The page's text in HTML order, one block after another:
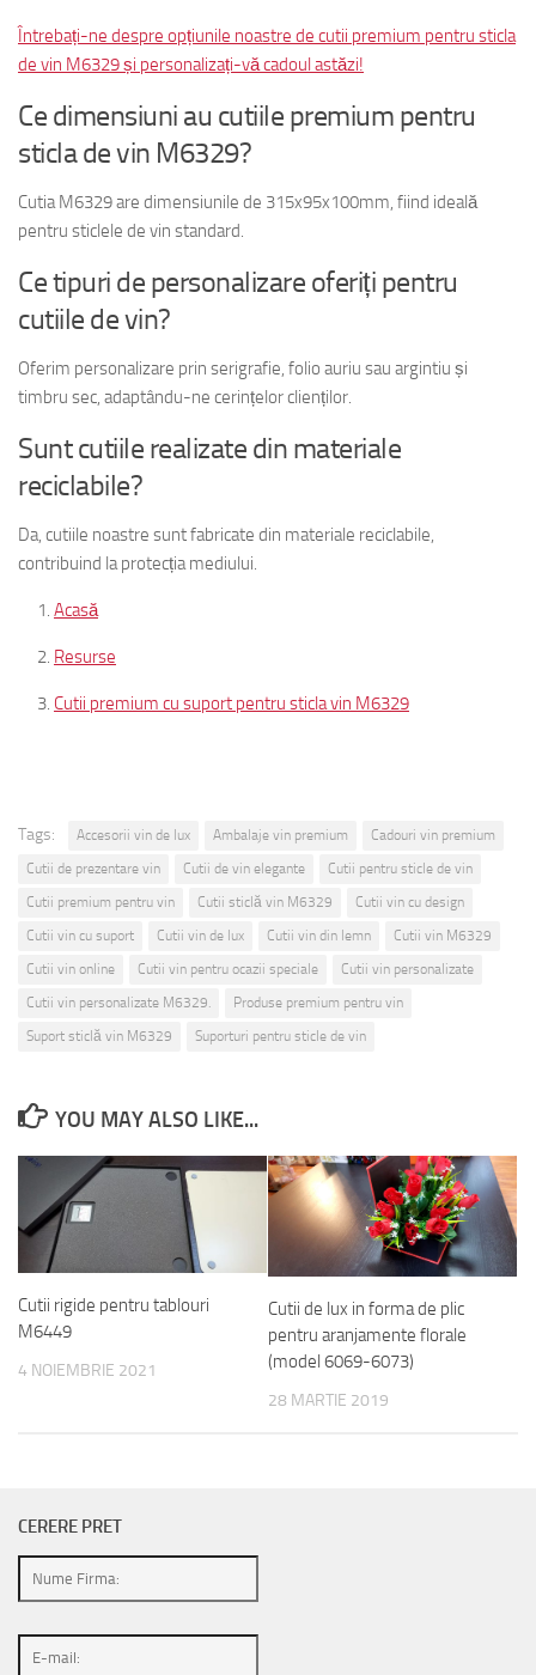
Întrebați-ne despre opțiunile noastre de cutii premium pentru sticla
de vin M6329 și personalizați-vă cadoul astăzi!
Ce dimensiuni au cutiile premium pentru
sticla de vin M6329?
Cutia M6329 are dimensiunile de 315x95x100mm, fiind ideală
pentru sticlele de vin standard.
Ce tipuri de personalizare oferiți pentru
cutiile de vin?
Oferim personalizare prin serigrafie, folio auriu sau argintiu și
timbru sec, adaptându-ne cerințelor clienților.
Sunt cutiile realizate din materiale
reciclabile?
Da, cutiile noastre sunt fabricate din materiale reciclabile,
contribuind la protecția mediului.
Acasă
Resurse
Cutii premium cu suport pentru sticla vin M6329
Tags: Accesorii vin de lux Ambalaje vin premium
Cadouri vin premium
Cutii de prezentare vin
Cutii de vin elegante
Cutii pentru sticle de vin
Cutii premium pentru vin
Cutii sticlă vin M6329
Cutii vin cu design
Cutii vin cu suport
Cutii vin de lux Cutii vin din lemn
Cutii vin M6329
Cutii vin online
Cutii vin pentru ocazii speciale
Cutii vin personalizate
Cutii vin personalizate M6329.
Produse premium pentru vin
Suport sticlă vin M6329
Suporturi pentru sticle de vin
YOU MAY ALSO LIKE...
Cutii rigide pentru tablouri
M6449
4 NOIEMBRIE 2021
Cutii de lux in forma de plic
pentru aranjamente florale
(model 6069-6073)
28 MARTIE 2019
CERERE PRET